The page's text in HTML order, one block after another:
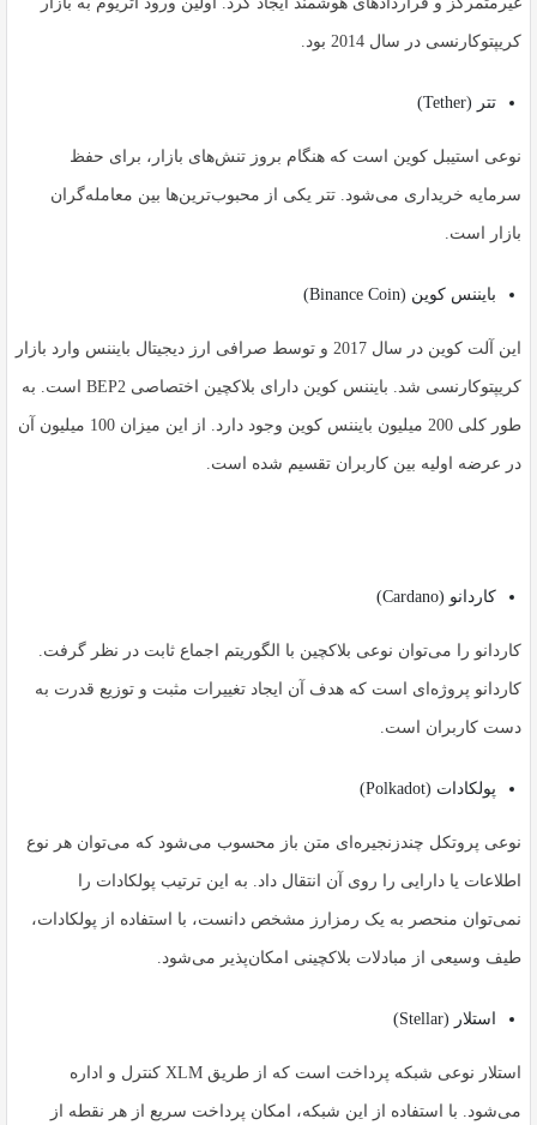
کریپتوکارنسی در سال 2014 بود.
تتر (Tether)
نوعی استیبل کوین است که هنگام بروز تنش‌های بازار، برای حفظ
سرمایه خریداری می‌شود. تتر یکی از محبوب‌ترین‌ها بین معامله‌گران
بازار است.
بایننس کوین (Binance Coin)
این آلت کوین در سال 2017 و توسط صرافی ارز دیجیتال بایننس وارد بازار
کریپتوکارنسی شد. بایننس کوین دارای بلاکچین اختصاصی BEP2 است. به
طور کلی 200 میلیون بایننس کوین وجود دارد. از این میزان 100 میلیون آن
در عرضه اولیه بین کاربران تقسیم شده است.
کاردانو (Cardano)
کاردانو را می‌توان نوعی بلاکچین با الگوریتم اجماع ثابت در نظر گرفت.
کاردانو پروژه‌ای است که هدف آن ایجاد تغییرات مثبت و توزیع قدرت به
دست کاربران است.
پولکادات (Polkadot)
نوعی پروتکل چندزنجیره‌ای متن باز محسوب می‌شود که می‌توان هر نوع
اطلاعات یا دارایی را روی آن انتقال داد. به این ترتیب پولکادات را
نمی‌توان منحصر به یک رمزارز مشخص دانست، با استفاده از پولکادات،
طیف وسیعی از مبادلات بلاکچینی امکان‌پذیر می‌شود.
استلار (Stellar)
استلار نوعی شبکه پرداخت است که از طریق XLM کنترل و اداره
می‌شود. با استفاده از این شبکه، امکان پرداخت سریع از هر نقطه از